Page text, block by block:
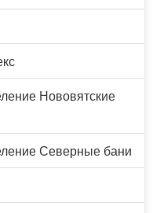
Нововятские
Северные бани